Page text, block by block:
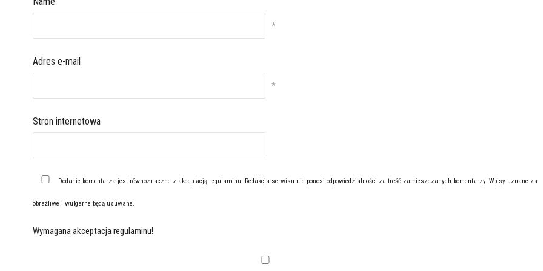
*
Adres e-mail
*
Stron internetowa
Dodanie komentarza jest równoznaczne z akceptacją regulaminu. Redakcja serwisu nie ponosi odpowiedzialności za treść zamieszczanych komentarzy. Wpisy uznane za
obraźliwe i wulgarne będą usuwane.
Wymagana akceptacja regulaminu!